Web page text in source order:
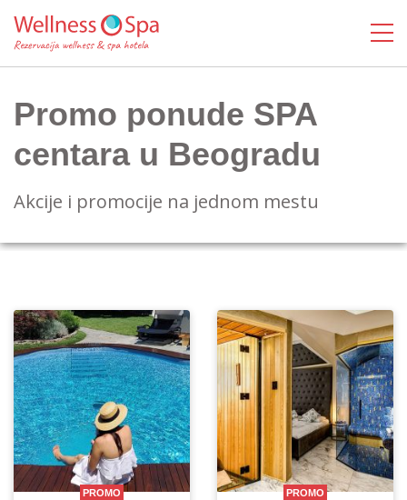
Promo ponude SPA
centara u Beogradu
Akcije i promocije na jednom mestu
PROMO PROMO